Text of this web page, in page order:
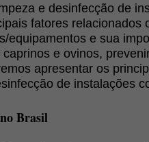
e desinfecção de
fatores relacionados
equipamentos e sua
e ovinos,
apresentar os
de instalações
Brasil